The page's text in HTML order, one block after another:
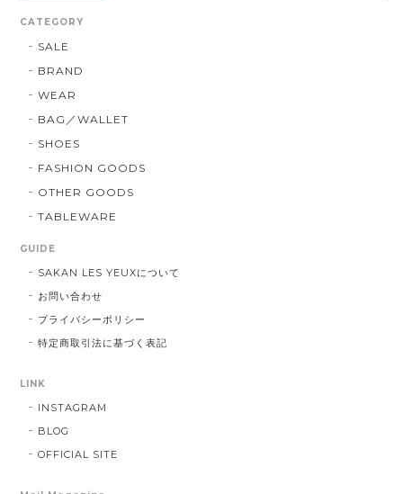
CATEGORY
SALE
BRAND
WEAR
BAG／WALLET
SHOES
FASHION GOODS
OTHER GOODS
TABLEWARE
GUIDE
SAKAN LES YEUXについて
お問い合わせ
プライバシーポリシー
特定商取引法に基づく表記
LINK
INSTAGRAM
BLOG
OFFICIAL SITE